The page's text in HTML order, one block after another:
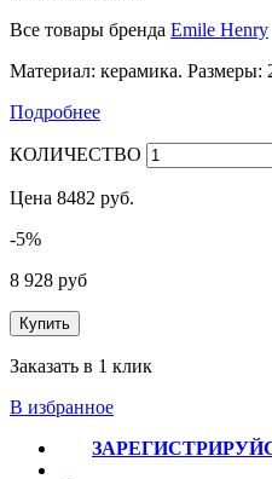
Все товары бренда Emile Henry
Материал: керамика. Размеры:
Подробнее
КОЛИЧЕСТВО
Цена 8482 руб.
-5%
8 928 руб
Купить
Заказать в 1 клик
В избранное